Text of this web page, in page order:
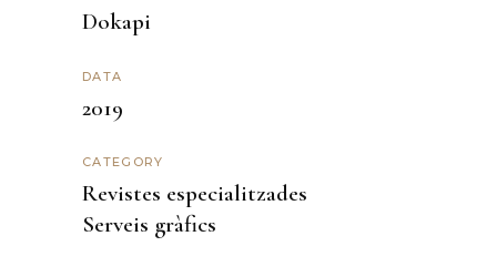
Dokapi
DATA
2019
CATEGORY
Revistes especialitzades
Serveis gràfics